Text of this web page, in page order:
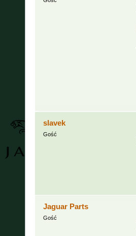
slavek
Gość
Jaguar Parts
Gość